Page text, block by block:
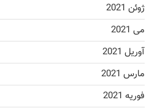
ژوئن 2021
می 2021
آوریل 2021
مارس 2021
فوریه 2021